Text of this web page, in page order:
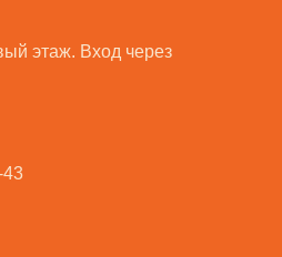
этаж. Вход через
43